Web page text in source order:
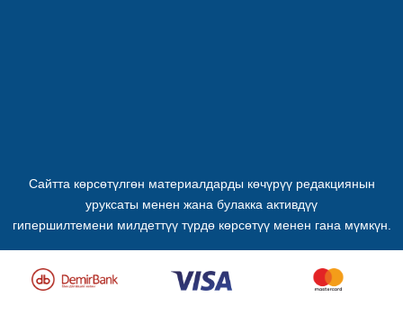
Сайтта көрсөтүлгөн материалдарды көчүрүү редакциянын
уруксаты менен жана булакка активдүү
гипершилтемени милдеттүү түрдө көрсөтүү менен гана мүмкүн.